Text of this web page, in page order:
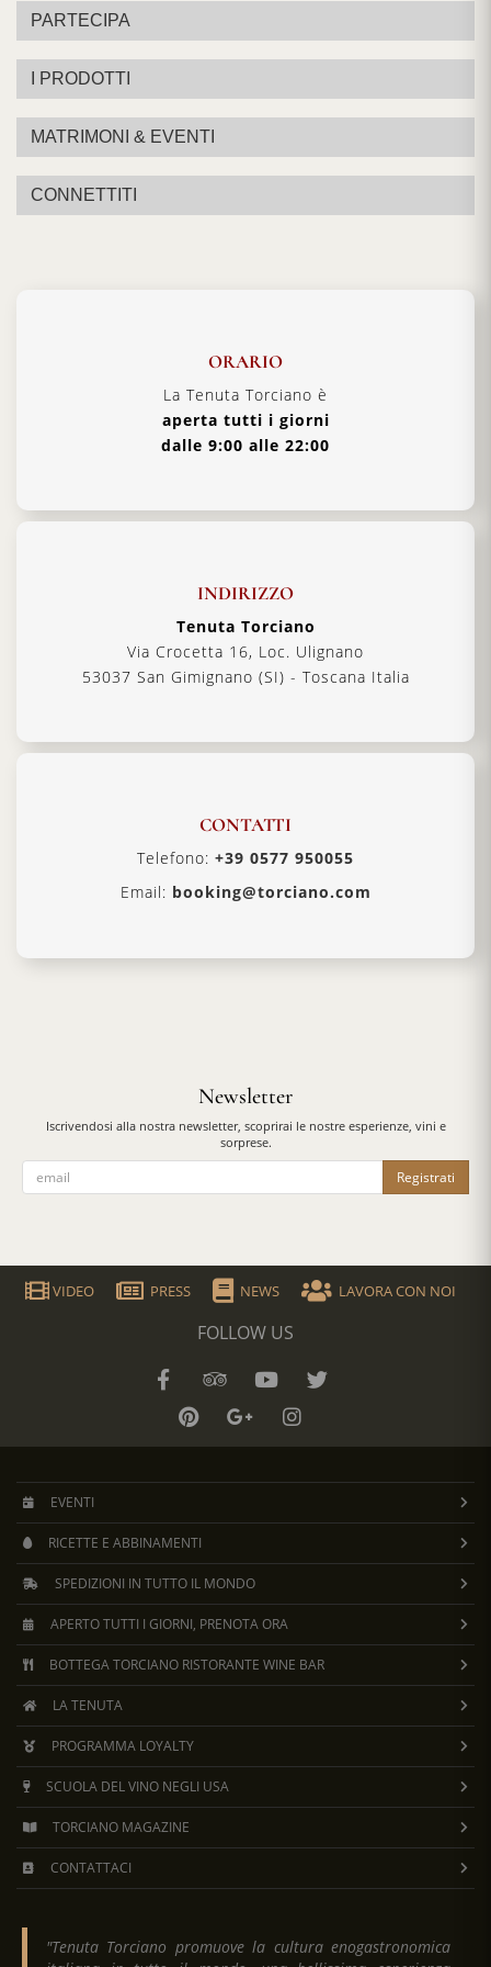
Vino
di Servizio
Abbinamenti
Ideali
Carni alla griglia, pasta con salse
ricche e formaggi stagionati
PARTECIPA
I PRODOTTI
MATRIMONI & EVENTI
CONNETTITI
ORARIO
La Tenuta Torciano è
aperta tutti i giorni
dalle 9:00 alle 22:00
INDIRIZZO
Tenuta Torciano
Via Crocetta 16, Loc. Ulignano
53037 San Gimignano (SI) - Toscana Italia
CONTATTI
Telefono: +39 0577 950055
Email: booking@torciano.com
Newsletter
Iscrivendosi alla nostra newsletter, scoprirai le nostre esperienze, vini e
sorprese.
Registrati
VIDEO PRESS NEWS LAVORA CON NOI
FOLLOW US
EVENTI
RICETTE E ABBINAMENTI
SPEDIZIONI IN TUTTO IL MONDO
APERTO TUTTI I GIORNI, PRENOTA ORA
BOTTEGA TORCIANO RISTORANTE WINE BAR
LA TENUTA
PROGRAMMA LOYALTY
SCUOLA DEL VINO NEGLI USA
TORCIANO MAGAZINE
CONTATTACI
"Tenuta Torciano promuove la cultura enogastronomica